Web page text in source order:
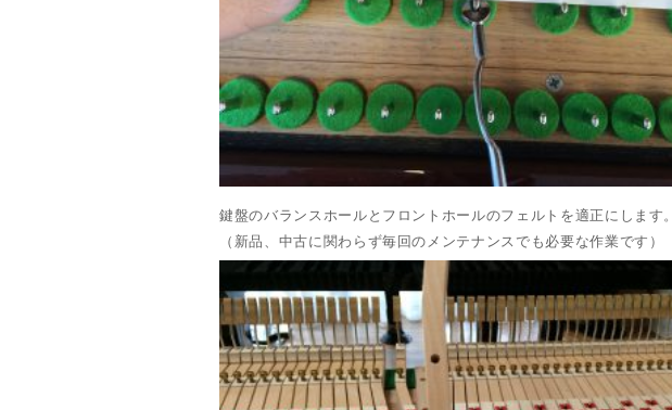
鍵盤のバランスホールとフロントホールのフェルトを適正にします。
（新品、中古に関わらず毎回のメンテナンスでも必要な作業です）